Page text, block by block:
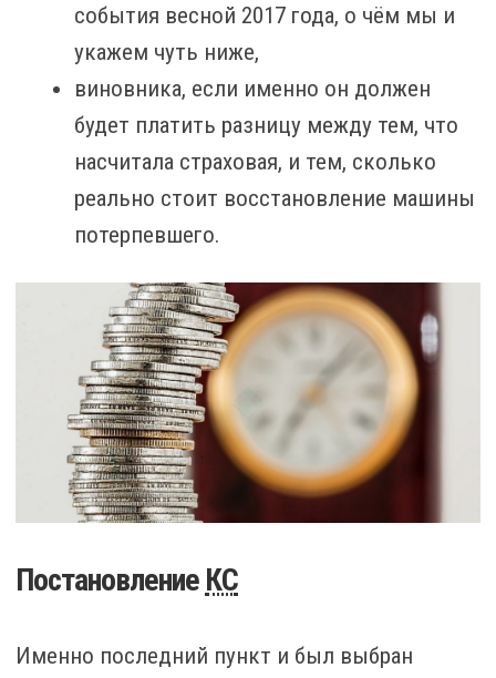
события весной 2017 года, о чём мы и
укажем чуть ниже,
виновника, если именно он должен
будет платить разницу между тем, что
насчитала страховая, и тем, сколько
реально стоит восстановление машины
потерпевшего.
Постановление КС
Именно последний пункт и был выбран